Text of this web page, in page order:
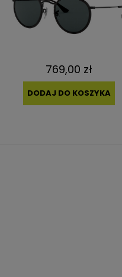
769,00 zł
DODAJ DO KOSZYKA